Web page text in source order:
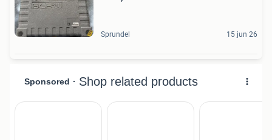
Sprundel 15 jun 26